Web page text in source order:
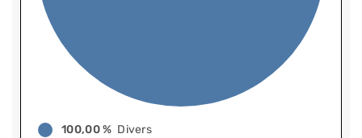
100,00 % Divers